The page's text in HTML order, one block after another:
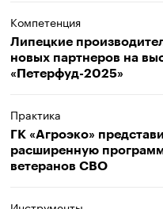
Компетенция
Липецкие
новых партнеров на
«Петерфуд-2025»
Практика
ГК «Агроэко»
расширенную
ветеранов СВО